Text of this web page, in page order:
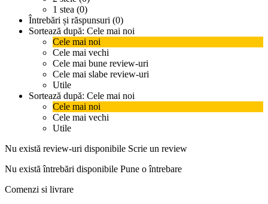
1 stea (0)
Întrebări și răspunsuri (0)
Sortează după: Cele mai noi
Cele mai noi
Cele mai vechi
Cele mai bune review-uri
Cele mai slabe review-uri
Utile
Sortează după: Cele mai noi
Cele mai noi
Cele mai vechi
Utile
Nu există review-uri disponibile Scrie un review
Nu există întrebări disponibile Pune o întrebare
Comenzi si livrare